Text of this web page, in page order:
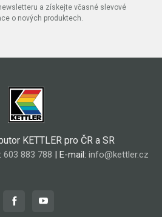
a získejte včasné slevové
o nových produktech.
KETTLER pro ČR a SR
603 883 788 | E-mail: info@kettler.cz